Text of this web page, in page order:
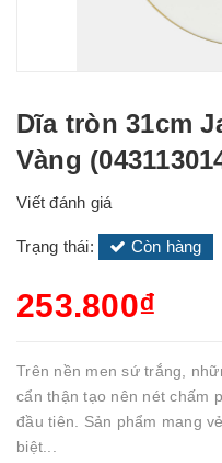
Dĩa tròn 31cm
Vàng
Viết đánh giá
Trạng thái: Còn hàng
253.800₫
Trên nền men sứ trắng,
cẩn thận tạo nên nét chấm
đầu tiên. Sản phẩm mang
biệt...